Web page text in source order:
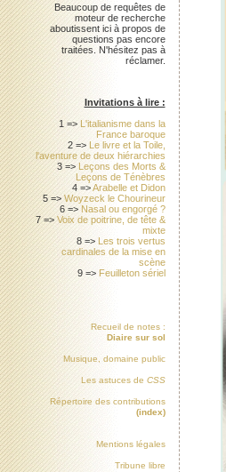
Beaucoup de requêtes de
moteur de recherche
aboutissent ici à propos de
questions pas encore
traitées. N'hésitez pas à
réclamer.
Invitations à lire :
1 => L'italianisme dans la
France baroque
2 => Le livre et la Toile,
l'aventure de deux hiérarchies
3 => Leçons des Morts &
Leçons de Ténèbres
4 =>Arabelle et Didon
5 =>Woyzeck le Chourineur
6 => Nasal ou engorgé ?
7 =>Voix de poitrine, de tête &
mixte
8 => Les trois vertus
cardinales de la mise en
scène
9 => Feuilleton sériel
Recueil de notes :
Diaire sur sol
Musique, domaine public
Les astuces de CSS
Répertoire des contributions
(index)
Mentions légales
Tribune libre